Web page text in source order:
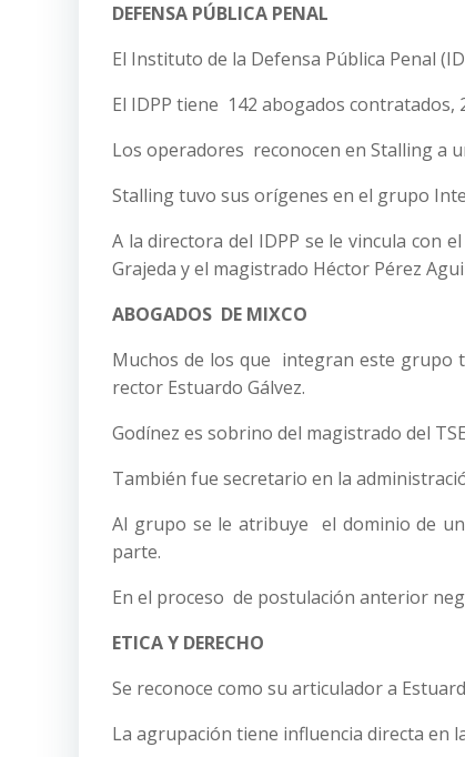
DEFENSA PÚBLICA PENAL
El Instituto de la Defensa Pública Penal
El IDPP tiene 142 abogados
Los operadores reconocen en Stalling a
Stalling tuvo sus orígenes en el grupo
A la directora del IDPP se le vincula con
Grajeda y el magistrado Héctor Pérez
ABOGADOS DE MIXCO
Muchos de los que integran este grupo
rector Estuardo Gálvez.
Godínez es sobrino del magistrado del
También fue secretario en la
Al grupo se le atribuye el dominio de
parte.
En el proceso de postulación anterior
ETICA Y DERECHO
Se reconoce como su articulador a
La agrupación tiene influencia directa en